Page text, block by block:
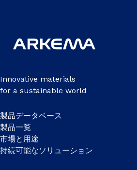
Innovative materials
for a sustainable world
製品データベース
製品一覧
市場と用途
持続可能なソリューション